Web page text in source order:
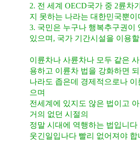
2. 전 세계 OECD국가 중 2륜차
지 못하는 나라는 대한민국뿐이
3. 국민은 누구나 행복추구권이
있으며, 국가 기간시설을 이용
이륜차나 사륜차나 모두 같은
용하고 이륜차 법을 강화하면
나라도 좁은데 경제적으로나
으며
전세계에 있지도 않은 법이고
거의 없던 시절의
정말 시대에 역행하는 법입니
웃긴일입나다 빨리 없어져야 합